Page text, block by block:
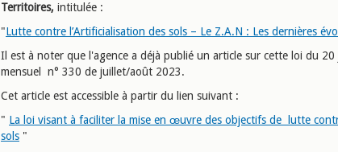
Territoires, intitulée :
"Lutte contre l’Artificialisation des sols – Le Z.A.N : Les dernières
Il est à noter que l'agence a déjà publié un article sur cette loi du
mensuel n° 330 de juillet/août 2023.
Cet article est accessible à partir du lien suivant :
" La loi visant à faciliter la mise en œuvre des objectifs de lutte
sols "